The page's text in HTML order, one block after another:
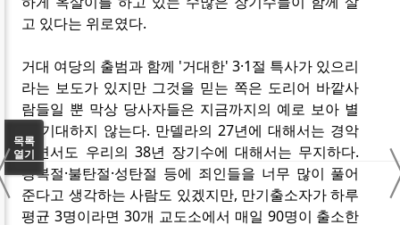
고 있다는 위로였다.
거대 여당의 출범과 함께 '거대한' 3·1절 특사가 있으리
라는 보도가 있지만 그것을 믿는 쪽은 도리어 바깥사
람들일 뿐 막상 당사자들은 지금까지의 예로 보아 별
로 기대하지 않는다. 만델라의 27년에 대해서는 경악
하면서도 우리의 38년 장기수에 대해서는 무지하다.
광복절·불탄절·성탄절 등에 죄인들을 너무 많이 풀어
준다고 생각하는 사람도 있겠지만, 만기출소자가 하루
평균 3명이라면 30개 교도소에서 매일 90명이 출소한
목록
열기